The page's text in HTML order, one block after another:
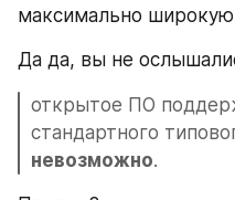
максимально
Да да, вы не
открытое ПО
невозможно.